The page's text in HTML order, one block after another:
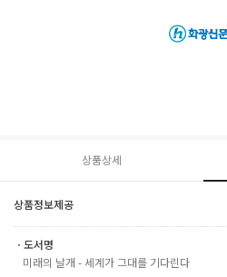
상품상세
상품정보제공
ㆍ도서명
미래의 날개 - 세계가 그대를 기다린다